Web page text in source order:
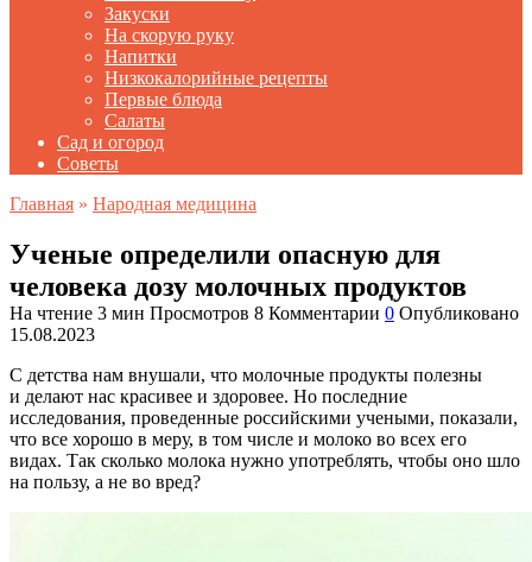
Закуски
На скорую руку
Напитки
Низкокалорийные рецепты
Первые блюда
Салаты
Сад и огород
Советы
Главная » Народная медицина
Ученые определили опасную для
человека дозу молочных продуктов
На чтение 3 мин Просмотров 8 Комментарии 0 Опубликовано
15.08.2023
С детства нам внушали, что молочные продукты полезны
и делают нас красивее и здоровее. Но последние
исследования, проведенные российскими учеными, показали,
что все хорошо в меру, в том числе и молоко во всех его
видах. Так сколько молока нужно употреблять, чтобы оно шло
на пользу, а не во вред?